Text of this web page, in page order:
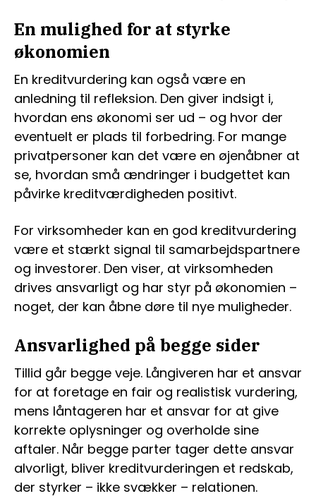
En mulighed for at styrke
økonomien
En kreditvurdering kan også være en
anledning til refleksion. Den giver indsigt i,
hvordan ens økonomi ser ud – og hvor der
eventuelt er plads til forbedring. For mange
privatpersoner kan det være en øjenåbner at
se, hvordan små ændringer i budgettet kan
påvirke kreditværdigheden positivt.
For virksomheder kan en god kreditvurdering
være et stærkt signal til samarbejdspartnere
og investorer. Den viser, at virksomheden
drives ansvarligt og har styr på økonomien –
noget, der kan åbne døre til nye muligheder.
Ansvarlighed på begge sider
Tillid går begge veje. Långiveren har et ansvar
for at foretage en fair og realistisk vurdering,
mens låntageren har et ansvar for at give
korrekte oplysninger og overholde sine
aftaler. Når begge parter tager dette ansvar
alvorligt, bliver kreditvurderingen et redskab,
der styrker – ikke svækker – relationen.